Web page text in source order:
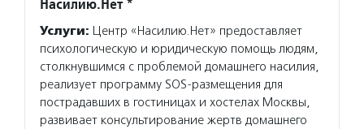
Услуги: Центр «Насилию.Нет» предоставляет
психологическую и юридическую помощь людям,
столкнувшимся с проблемой домашнего насилия,
реализует программу SOS-размещения для
пострадавших в гостиницах и хостелах Москвы,
развивает консультирование жертв домашнего